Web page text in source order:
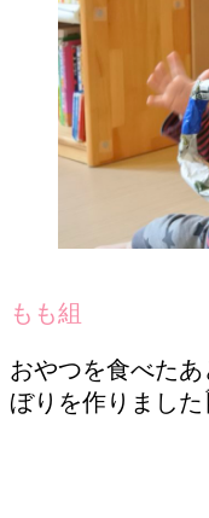
もも組
おやつを食べた
ぼりを作りました